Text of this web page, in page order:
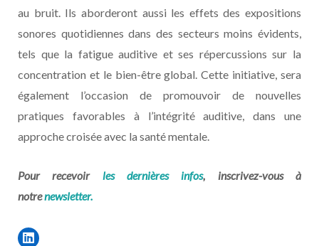
au bruit. Ils aborderont aussi les effets des expositions
sonores quotidiennes dans des secteurs moins évidents,
tels que la fatigue auditive et ses répercussions sur la
concentration et le bien-être global. Cette initiative, sera
également l’occasion de promouvoir de nouvelles
pratiques favorables à l’intégrité auditive, dans une
approche croisée avec la santé mentale.
Pour recevoir les dernières infos, inscrivez-vous à
notrenewsletter.